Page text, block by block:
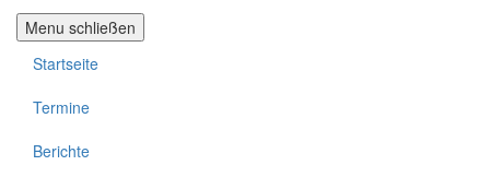
Menu schließen
Startseite
Termine
Berichte